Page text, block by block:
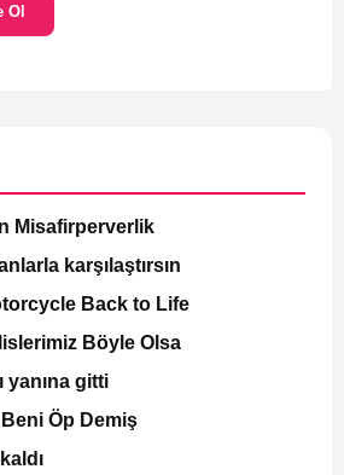
Ol
Misafirperverlik
karşılaştırsın
Back to Life
Böyle Olsa
yanına gitti
Öp Demiş